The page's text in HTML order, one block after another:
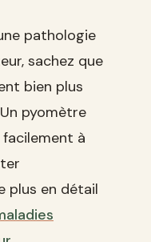
pathologie
sachez que
bien plus
pyomètre
à
plus en détail